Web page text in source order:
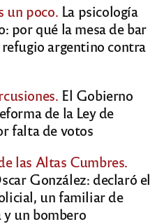
un poco. La psicología
por qué la mesa de bar
refugio argentino contra
El Gobierno
de la Ley de
falta de votos
las Altas Cumbres.
González: declaró el
un familiar de
un bombero